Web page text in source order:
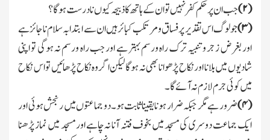
(۲) جب ان پر حکم کفر نہیں تو ان کے ہاتھ کاذبیحہ کیوں نادرست ہوگا؟
(۳) جو لوگ اس تقدیر پر فساق ومرتکب کبائر ہیں ان سے ابتدابہ سلام ناجائز ہے
اور بغرض زجر وتنبیہ ترك راہ ورسم بہتر ہے اور جب راہ ورسم نہ ہوگی تو اپنی
شادیوں میں بلانا اور نکاح پڑھوانا بھی نہ ہوگا لیکن اگر وہ نکاح پڑھائیں تو اس نکاح
میں کوئی جرم لازم نہ آئے گا۔
(۴) ضرور ہے مگر جبکہ ضرار ہونا یقینا ثابت ہو۔دو جماعتوں میں رنجش ہوئی اور
ایك جماعت دوسری کی مسجد میں بخوف فتنہ آنا نہ چاہے اور مسجد میں نماز پڑھنا